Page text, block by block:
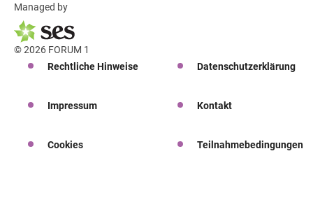
Managed by
© 2026 FORUM 1
Rechtliche Hinweise
Datenschutzerklärung
Impressum Kontakt
Cookies Teilnahmebedingungen